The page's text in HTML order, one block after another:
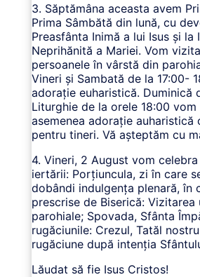
3. Săptămâna aceasta avem
Prima Sâmbătă din lună, cu
Preasfânta Inimă a lui Isus și la
Neprihănită a Mariei. Vom
persoanele în vârstă din
Vineri și Sambată de la 17:00-
adorație euharistică. Duminică
Liturghie de la orele 18:00
asemenea adorație auharistică
pentru tineri. Vă așteptăm cu
4. Vineri, 2 August vom
iertării: Porțiuncula, zi în care
dobândi indulgența plenară, în
prescrise de Biserică: Vizitarea
parohiale; Spovada, Sfânta
rugăciunile: Crezul, Tatăl
rugăciune după intenţia
Lăudat să fie Isus Cristos!